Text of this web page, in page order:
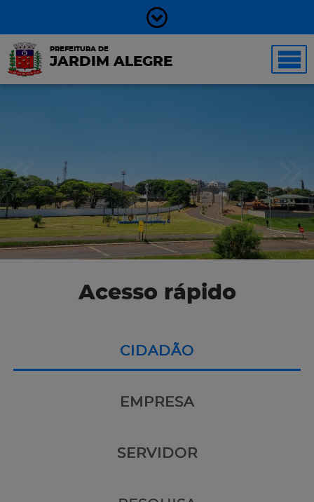
PREFEITURA DE
JARDIM ALEGRE
Acesso rápido
CIDADÃO
EMPRESA
SERVIDOR